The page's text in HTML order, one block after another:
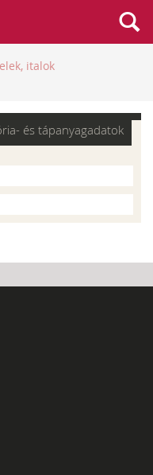
italok
és tápanyagadatok